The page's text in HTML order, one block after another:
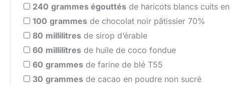
240 grammes égouttés de haricots blancs cuits
100 grammes de chocolat noir pâtissier 70%
80 millilitres de sirop d’érable
60 millilitres de huile de coco fondue
60 grammes de farine de blé T55
30 grammes de cacao en poudre non sucré